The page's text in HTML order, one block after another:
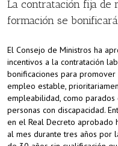
La contratación fija de
formación se
El Consejo de Ministros ha
incentivos a la contratación
bonificaciones para
empleo estable,
empleabilidad, como
personas con discapacidad.
en el Real Decreto aprobado
al mes durante tres años por